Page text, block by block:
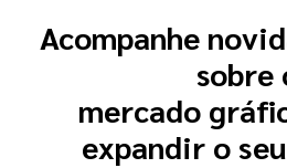
Acompanhe
sobre
mercado
expandir o